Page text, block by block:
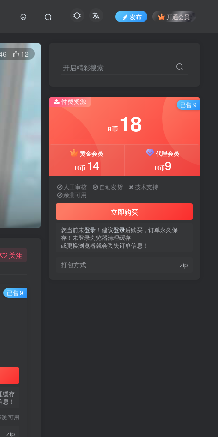
发布 开通会员
12
关注
缓存
！
测可用
zip
已售 9
开启精彩搜索
付费资源
R币 18
黄金会员
R币 14
代理会员
R币9
人工审核 自动发货
技术支持
亲测可用
立即购买
您当前未登录 ！建议登录后购买，订单永久保
存！未登录浏览器清理缓存
或更换浏览器就会丢失订单信息！
打包方式 zip
已售 9